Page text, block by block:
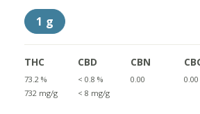
1 g
THC
73.2 %
732 mg/g
CBD
< 0.8 %
< 8 mg/g
CBN
0.00 0.00